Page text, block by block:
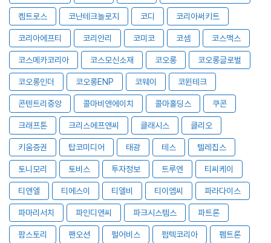
켐트로스 코난테크놀로지 코디 코리아써키트
코리아에프티 코리안리 코미코 코셈 코스맥스
코스메카코리아 코스모신소재 코오롱 코오롱글로벌
코오롱인더 코오롱ENP 코웨이 코윈테크
콘텐트리중앙 콜마비앤에이치 콜마홀딩스 쿠콘
크래프톤 크리스에프앤씨 클래시스 클리오
키움증권 탑코미디어 태광 테스 텔레칩스
토니모리 토비스 투자정보 트루엔 티씨케이
티앤엘 티에스이 티엘비 티이엠씨 파라다이스
파마리서치 파인디앤씨 파크시스템스 파트론
팜스토리 팬오션 펄어비스 펌텍코리아 펨트론